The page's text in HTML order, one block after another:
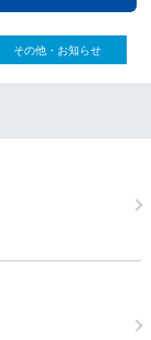
その他・お知らせ